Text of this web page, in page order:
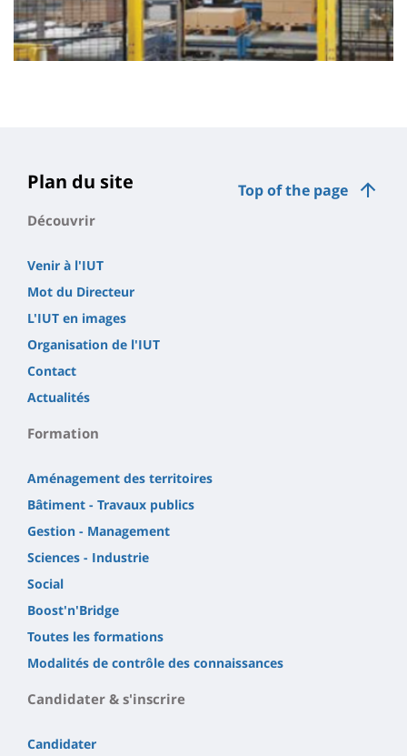
page
principale
Top of the page
Plan du site
Découvrir
Venir à l'IUT
Mot du Directeur
L'IUT en images
Organisation de l'IUT
Contact
Actualités
Formation
Aménagement des territoires
Bâtiment - Travaux publics
Gestion - Management
Sciences - Industrie
Social
Boost'n'Bridge
Toutes les formations
Modalités de contrôle des connaissances
Candidater & s'inscrire
Candidater